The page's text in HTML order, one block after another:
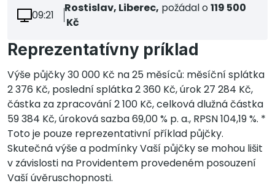
09:21
Rostislav, Liberec, požádal o119 500
Kč
Reprezentatívny príklad
Výše půjčky 30 000 Kč na 25 měsíců: měsíční splátka
2 376 Kč, poslední splátka 2 360 Kč, úrok 27 284 Kč,
částka za zpracování 2 100 Kč, celková dlužná částka
59 384 Kč, úroková sazba 69,00 % p. a., RPSN 104,19 %. *
Toto je pouze reprezentativní příklad půjčky.
Skutečná výše a podmínky Vaší půjčky se mohou lišit
v závislosti na Providentem provedeném posouzení
Vaší úvěruschopnosti.